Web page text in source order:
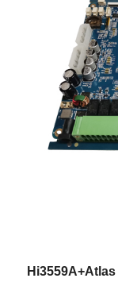
Hi3559A+Atlas